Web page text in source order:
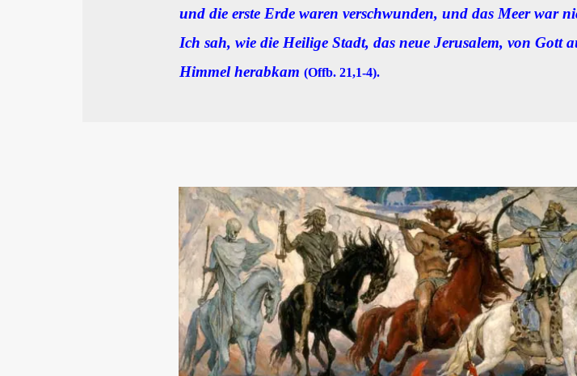
und die erste Erde waren verschwunden, und das Meer war
Ich sah, wie die Heilige Stadt, das neue Jerusalem, von Gott
Himmel herabkam (Offb. 21,1-4).